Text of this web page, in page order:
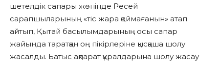
шетелдік сапары жөнінде Ресей
сарапшыларының «тіс жара қоймағанын» атап
айтып, Қытай басылымдарының осы сапар
жайында таратқан оң пікірлеріне қысқаша шолу
жасалды. Батыс ақпарат құралдарына шолу жасау